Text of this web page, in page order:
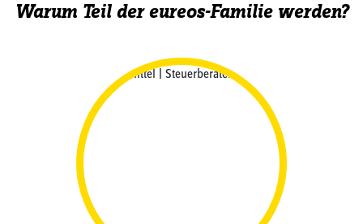
Warum Teil der eureos-Familie werden?